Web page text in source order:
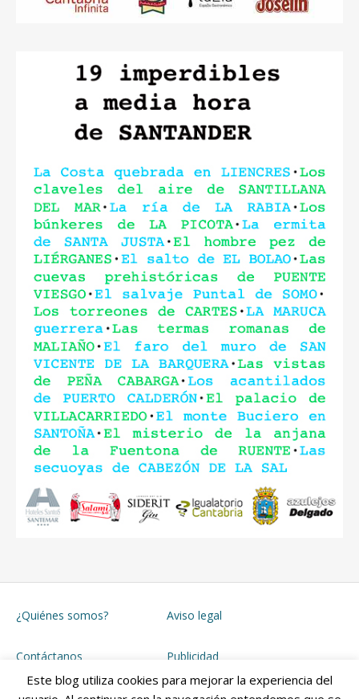
¿Quiénes somos? Aviso legal
Contáctanos Publicidad
Este blog utiliza cookies para mejorar la experiencia del